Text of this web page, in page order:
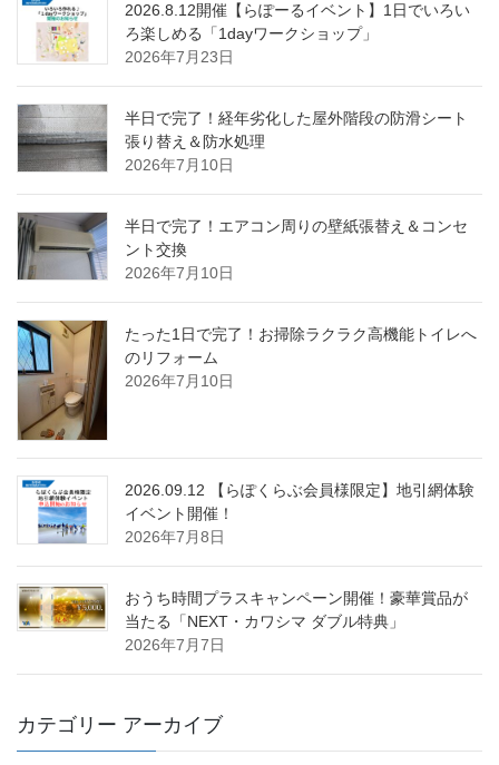
2026.8.12開催【らぽーるイベント】1日でいろい
ろ楽しめる「1dayワークショップ」
2026年7月23日
半日で完了！経年劣化した屋外階段の防滑シート
張り替え＆防水処理
2026年7月10日
半日で完了！エアコン周りの壁紙張替え＆コンセ
ント交換
2026年7月10日
たった1日で完了！お掃除ラクラク高機能トイレへ
のリフォーム
2026年7月10日
2026.09.12 【らぽくらぶ会員様限定】地引網体験
イベント開催！
2026年7月8日
おうち時間プラスキャンペーン開催！豪華賞品が
当たる「NEXT・カワシマ ダブル特典」
2026年7月7日
カテゴリー アーカイブ